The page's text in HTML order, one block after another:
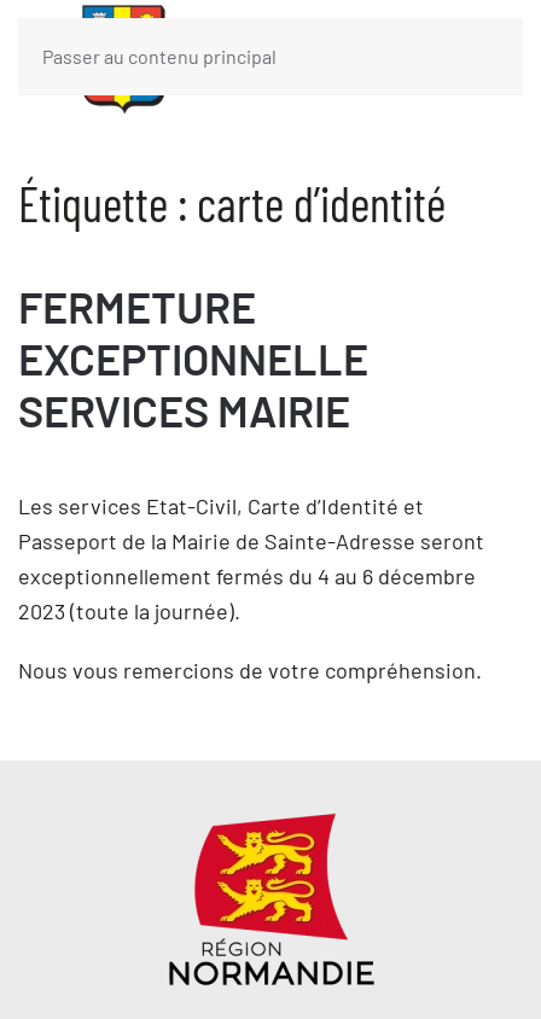
Passer au contenu principal
Étiquette : carte d’identité
FERMETURE
EXCEPTIONNELLE
SERVICES MAIRIE
Les services Etat-Civil, Carte d’Identité et
Passeport de la Mairie de Sainte-Adresse seront
exceptionnellement fermés du 4 au 6 décembre
2023 (toute la journée).
Nous vous remercions de votre compréhension.